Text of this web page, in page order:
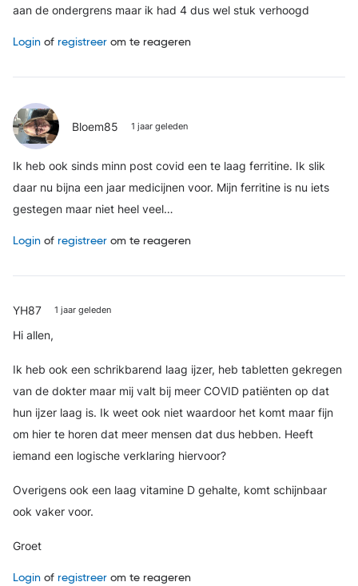
aan de ondergrens maar ik had 4 dus wel stuk verhoogd
Login of registreer om te reageren
Bloem85 1 jaar geleden
Ik heb ook sinds minn post covid een te laag ferritine. Ik slik
daar nu bijna een jaar medicijnen voor. Mijn ferritine is nu iets
gestegen maar niet heel veel…
Login of registreer om te reageren
YH87 1 jaar geleden
Hi allen,
Ik heb ook een schrikbarend laag ijzer, heb tabletten gekregen
van de dokter maar mij valt bij meer COVID patiënten op dat
hun ijzer laag is. Ik weet ook niet waardoor het komt maar fijn
om hier te horen dat meer mensen dat dus hebben. Heeft
iemand een logische verklaring hiervoor?
Overigens ook een laag vitamine D gehalte, komt schijnbaar
ook vaker voor.
Groet
Login of registreer om te reageren